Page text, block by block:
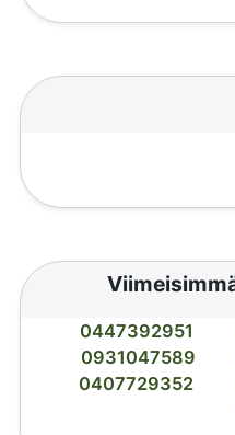
0447392951
0931047589
0407729352